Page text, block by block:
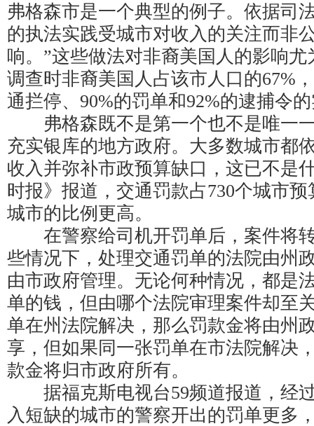
弗格森市是一个典型的例子。依据司
的执法实践受城市对收入的关注而非
响。”这些做法对非裔美国人的影响
调查时非裔美国人占该市人口的67%
通拦停、90%的罚单和92%的逮捕令
弗格森既不是第一个也不是唯一
充实银库的地方政府。大多数城市都
收入并弥补市政预算缺口，这已不是
时报》报道，交通罚款占730个城市
城市的比例更高。
在警察给司机开罚单后，案件将
些情况下，处理交通罚单的法院由州
由市政府管理。无论何种情况，都是
单的钱，但由哪个法院审理案件却至
单在州法院解决，那么罚款金将由州
享，但如果同一张罚单在市法院解决
款金将归市政府所有。
据福克斯电视台59频道报道，经
入短缺的城市的警察开出的罚单更多